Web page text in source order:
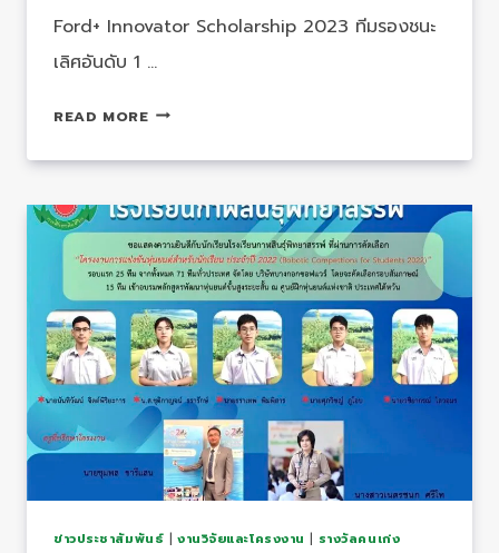
Ford+ Innovator Scholarship 2023 ทีมรองชนะ
เลิศอันดับ 1 …
READ MOREFORD+
SCHOLARSHIP
ทีม
รอง
ชนะ
เลิศ
อันดับ
1
สุด
ยอด
ผล
งาน
‘นวัต
ข่าวประชาสัมพันธ์ | งานวิจัยและโครงงาน | รางวัลคนเก่ง